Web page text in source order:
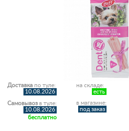
на складе:
есть
в магазине:
под заказ
Доставка по туле:
10.08.2026
Самовывозв туле:
10.08.2026
бесплатно